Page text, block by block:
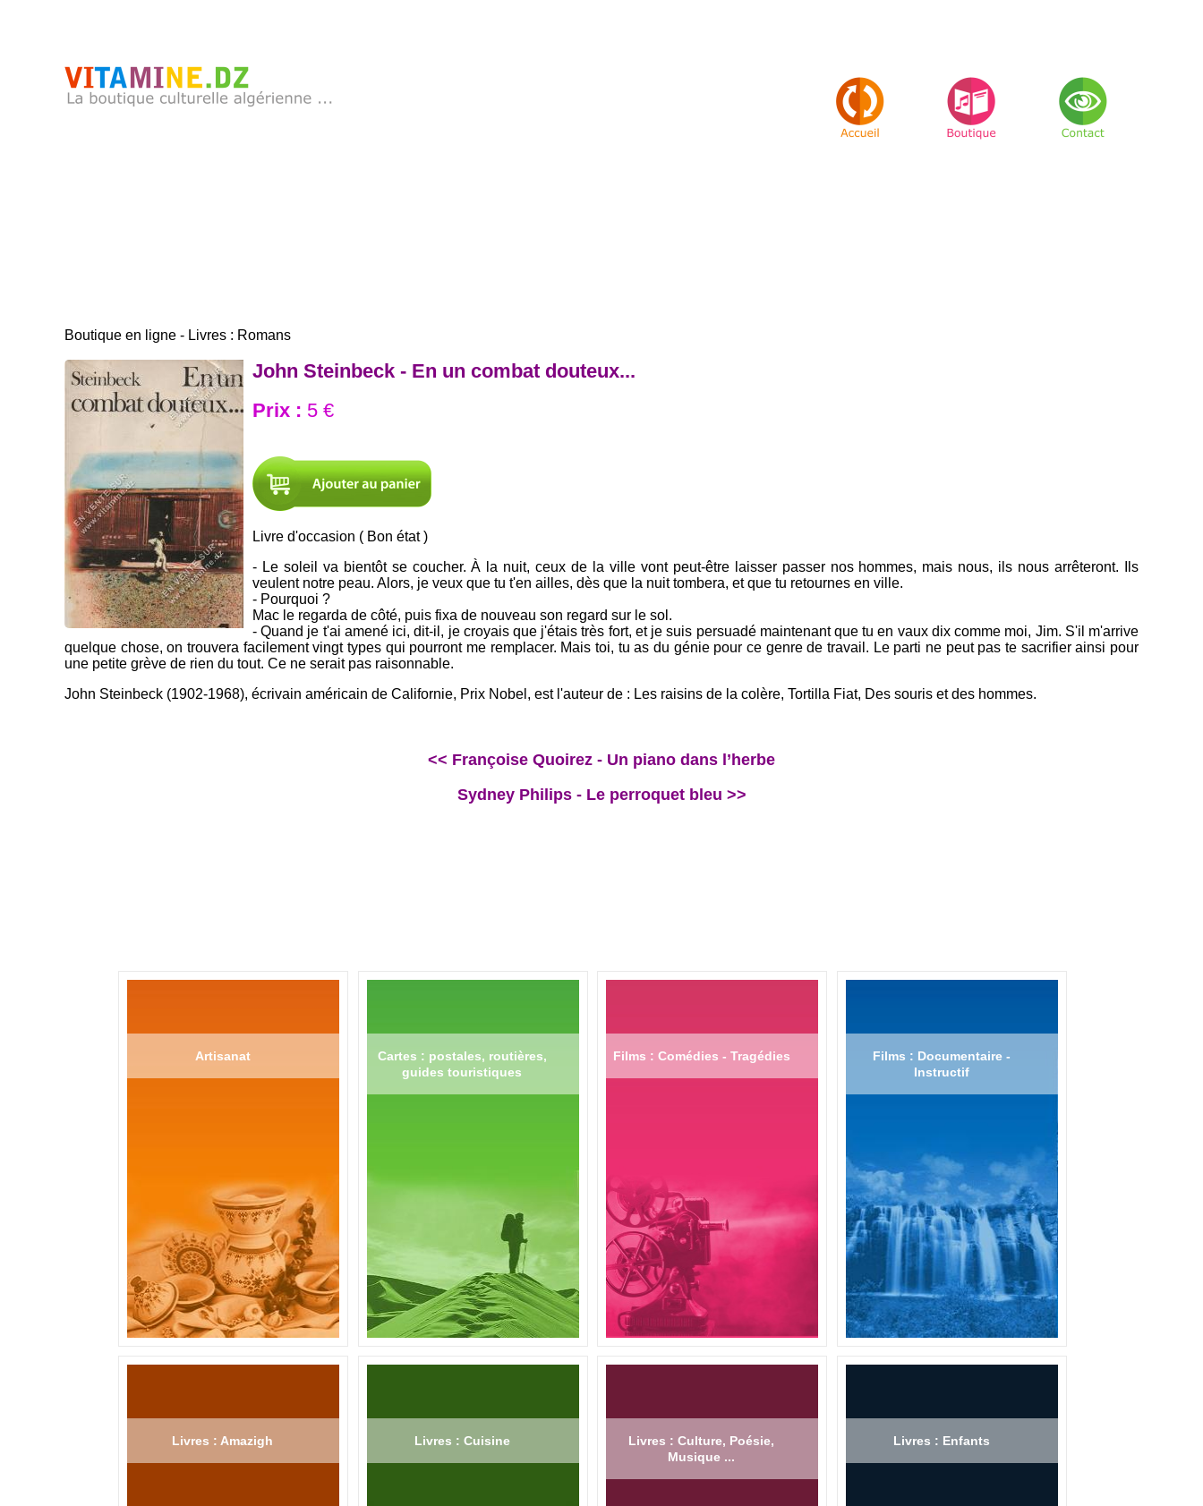
Boutique en ligne - Livres : Romans
John Steinbeck - En un combat douteux...
Prix : 5 €
Livre d'occasion ( Bon état )
- Le soleil va bientôt se coucher. À la nuit, ceux de la ville vont peut-être laisser passer nos hommes, mais nous, ils nous arrêteront. Ils
veulent notre peau. Alors, je veux que tu t'en ailles, dès que la nuit tombera, et que tu retournes en ville.
- Pourquoi ?
Mac le regarda de côté, puis fixa de nouveau son regard sur le sol.
- Quand je t'ai amené ici, dit-il, je croyais que j'étais très fort, et je suis persuadé maintenant que tu en vaux dix comme moi, Jim. S'il m'arrive
quelque chose, on trouvera facilement vingt types qui pourront me remplacer. Mais toi, tu as du génie pour ce genre de travail. Le parti ne peut pas te sacrifier ainsi pour
une petite grève de rien du tout. Ce ne serait pas raisonnable.
John Steinbeck (1902-1968), écrivain américain de Californie, Prix Nobel, est l'auteur de : Les raisins de la colère, Tortilla Fiat, Des souris et des hommes.
<< Françoise Quoirez - Un piano dans l’herbe
Sydney Philips - Le perroquet bleu >>
Artisanat
Cartes : postales, routières,
guides touristiques
Films : Comédies - Tragédies
Films : Documentaire -
Instructif
Livres : Amazigh Livres : Cuisine
Livres : Culture, Poésie,
Musique ...
Livres : Enfants